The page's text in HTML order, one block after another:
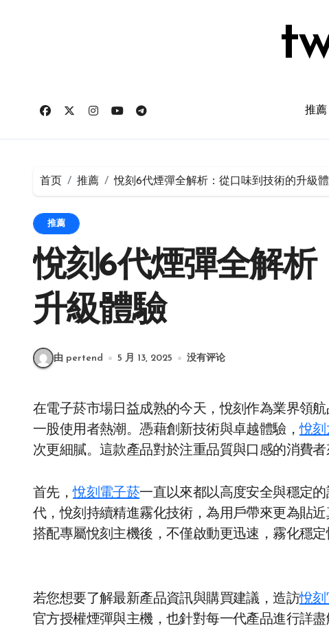
推薦
首页 推薦 悅刻6代煙彈全解析：從口味到技術的升級
推薦
悅刻6代煙彈全解析
升級體驗
由 pertend 5 月 13, 2025 没有评论
在電子菸市場日益成熟的今天，悅刻作為業界領航品牌，其推出的 Infinity 2 六代煙彈更是掀起
一股使用者熱潮。憑藉創新技術與卓越體驗，悅刻
次更細膩。這款產品對於注重品質與口感的消費
首先，悅刻電子菸一直以來都以高度安全與穩定
代，悅刻持續精進霧化技術，為用戶帶來更為貼
搭配專屬悅刻主機後，不僅啟動更迅速，霧化穩
若您想要了解最新產品資訊與購買建議，造訪悅刻
官方授權煙彈與主機，也針對每一代產品進行詳